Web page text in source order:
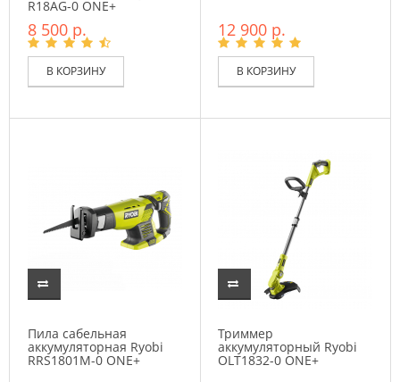
R18AG-0 ONE+
8 500 р.
В КОРЗИНУ
12 900 р.
В КОРЗИНУ
Пила сабельная
аккумуляторная Ryobi
RRS1801M-0 ONE+
Триммер
аккумуляторный Ryobi
OLT1832-0 ONE+